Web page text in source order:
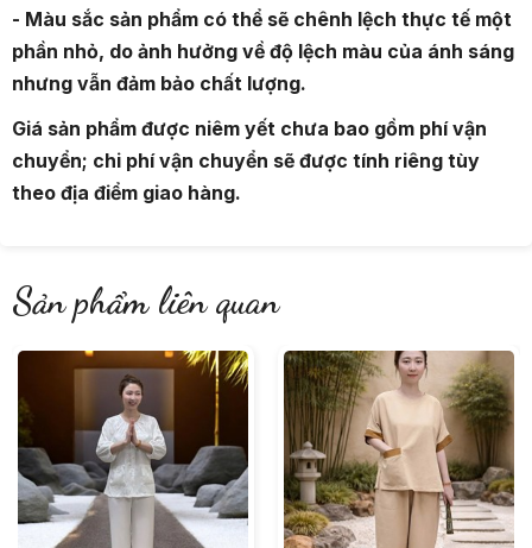
- Màu sắc sản phẩm có thể sẽ chênh lệch thực tế một
phần nhỏ, do ảnh hưởng về độ lệch màu của ánh sáng
nhưng vẫn đảm bảo chất lượng.
Giá sản phẩm được niêm yết chưa bao gồm phí vận
chuyển; chi phí vận chuyển sẽ được tính riêng tùy
theo địa điểm giao hàng.
Sản phẩm liên quan